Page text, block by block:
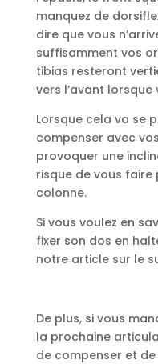
manquez de
dire que vous
suffisamment vos
tibias resteront
vers l’avant
Lorsque cela va se
compenser avec
provoquer une
risque de vous
colonne.
Si vous voulez en
fixer son dos en
notre article sur le
De plus, si vous
la prochaine
de compenser et